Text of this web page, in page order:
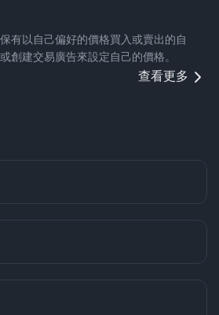
有以自己偏好的價格買入或賣出的自
創建交易廣告來設定自己的價格。
查看更多